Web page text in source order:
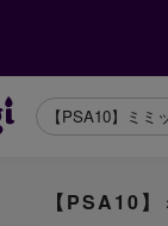
【PSA10